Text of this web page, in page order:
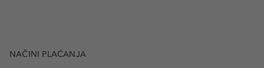
NAČINI PLAĆANJA